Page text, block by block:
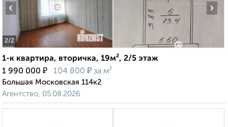
2/2
‹ ›
1-к квартира, вторичка, 19м², 2/5 этаж
1 990 000 ₽ 104 800 ₽ за м²
Большая Московская 114к2
Агентство, 05.08.2026